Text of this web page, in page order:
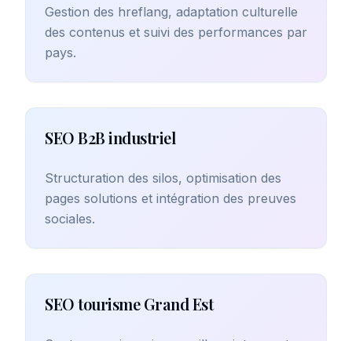
Gestion des hreflang, adaptation culturelle
des contenus et suivi des performances par
pays.
SEO B2B industriel
Structuration des silos, optimisation des
pages solutions et intégration des preuves
sociales.
SEO tourisme Grand Est